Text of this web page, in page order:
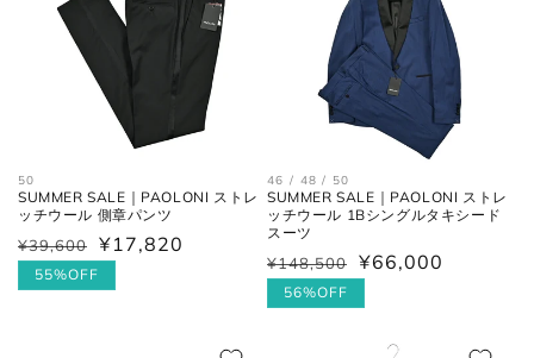
50
SUMMER SALE｜PAOLONI ストレ
ッチウール 側章パンツ
通
常
¥39,600
セ
ー
¥17,820
55%OFF
46 / 48 / 50
SUMMER SALE｜PAOLONI ストレ
ッチウール 1Bシングルタキシード
スーツ
通
常
¥148,500
セ
ー
¥66,000
56%OFF